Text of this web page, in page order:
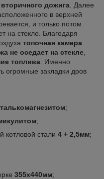
вторичного дожига . Далее
в верхней
и только потом
на стекло. Благодаря
топочная камера
не оседает на стекле
топлива . Именно
огромные закладки дров
талькомагнезитом;
;
котловой стали 4 + 2,5мм;
355х440мм;